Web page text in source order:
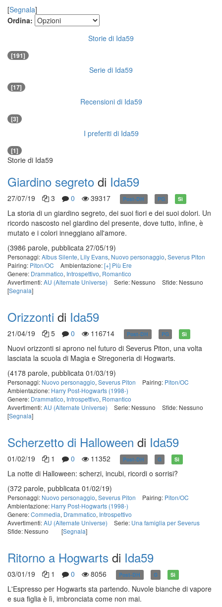
[Segnala]
Ordina:
Storie di Ida59
[191]
Serie di Ida59
[17]
Recensioni di Ida59
[3]
I preferiti di Ida59
[1]
Storie di Ida59
Giardino segreto di Ida59
27/07/19 3 0 39317 Post-DH PG Sì
La storia di un giardino segreto, dei suoi fiori e dei suoi dolori. Un
ricordo nascosto nel giardino del presente, dove tutto, infine, è
mutato e i colori inneggiano all'amore.
(3986 parole, pubblicata 27/05/19)
Personaggi:Albus Silente, Lily Evans, Nuovo personaggio, Severus Piton
Pairing: Piton/OC Ambientazione:[+] Più Ere
Genere: Drammatico, Introspettivo, Romantico
Avvertimenti:AU (Alternate Universe) Serie: Nessuno
Sfide: Nessuno
[Segnala]
Orizzonti di Ida59
21/04/19 5 0 116714 Post-DH PG Sì
Nuovi orizzonti si aprono nel futuro di Severus Piton, una volta
lasciata la scuola di Magia e Stregoneria di Hogwarts.
(4178 parole, pubblicata 01/03/19)
Personaggi: Nuovo personaggio, Severus Piton Pairing: Piton/OC
Ambientazione: Harry Post-Hogwarts (1998-)
Genere: Drammatico, Introspettivo, Romantico
Avvertimenti:AU (Alternate Universe) Serie: Nessuno
Sfide: Nessuno
[Segnala]
Scherzetto di Halloween di Ida59
01/02/19 1 0 11352 Post-DH G Sì
La notte di Halloween: scherzi, incubi, ricordi o sorrisi?
(372 parole, pubblicata 01/02/19)
Personaggi: Nuovo personaggio, Severus Piton Pairing: Piton/OC
Ambientazione: Harry Post-Hogwarts (1998-)
Genere:Commedia, Drammatico, Introspettivo
Avvertimenti:AU (Alternate Universe) Serie: Una famiglia per Severus
Sfide: Nessuno
[Segnala]
Ritorno a Hogwarts di Ida59
03/01/19 1 0 8056 Post-DH G Sì
L'Espresso per Hogwarts sta partendo. Nuvole bianche di vapore
e sua figlia è lì, imbronciata come non mai.